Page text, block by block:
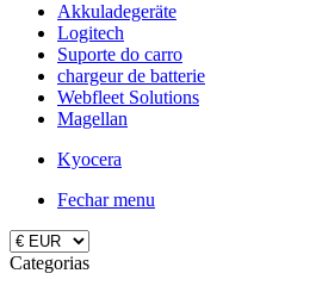
Akkuladegeräte
Logitech
Suporte do carro
chargeur de batterie
Webfleet Solutions
Magellan
Kyocera
Fechar menu
Categorias